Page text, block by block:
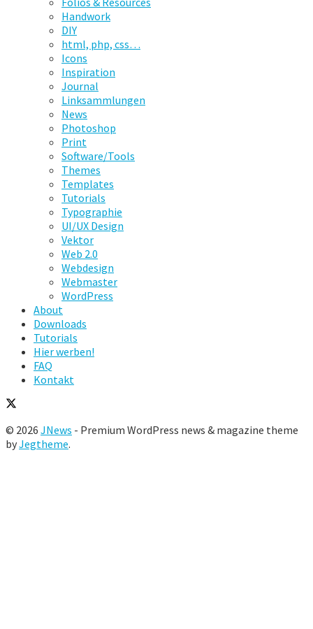
Handwork
DIY
html, php, css…
Icons
Inspiration
Journal
Linksammlungen
News
Photoshop
Print
Software/Tools
Themes
Templates
Tutorials
Typographie
UI/UX Design
Vektor
Web 2.0
Webdesign
Webmaster
WordPress
About
Downloads
Tutorials
Hier werben!
FAQ
Kontakt
© 2026 JNews - Premium WordPress news & magazine theme
byJegtheme.